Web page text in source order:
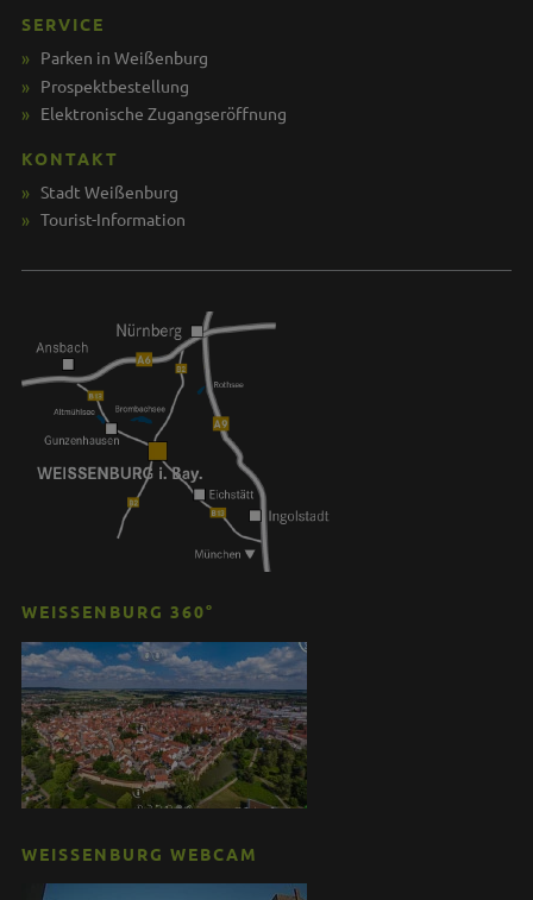
SERVICE
Parken in Weißenburg
Prospektbestellung
Elektronische Zugangseröffnung
KONTAKT
Stadt Weißenburg
Tourist-Information
WEISSENBURG 360°
WEISSENBURG WEBCAM